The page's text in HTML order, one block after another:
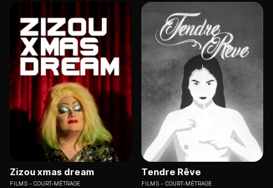
Zizou xmas dream
FILMS COURT-MÉTRAGE
Tendre Rêve
FILMS COURT-MÉTRAGE